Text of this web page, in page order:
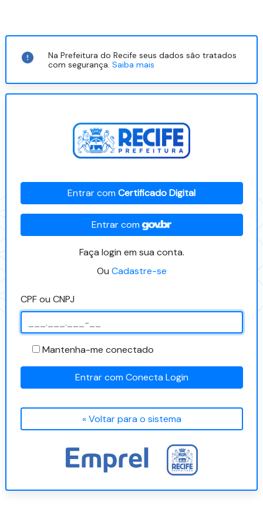
Na Prefeitura do Recife seus dados são tratados
com segurança.Saiba mais
Entrar comCertificado Digital
Entrar com
Faça login em sua conta.
Ou Cadastre-se
CPF ou CNPJ
Mantenha-me conectado
Entrar com Conecta Login
« Voltar para o sistema